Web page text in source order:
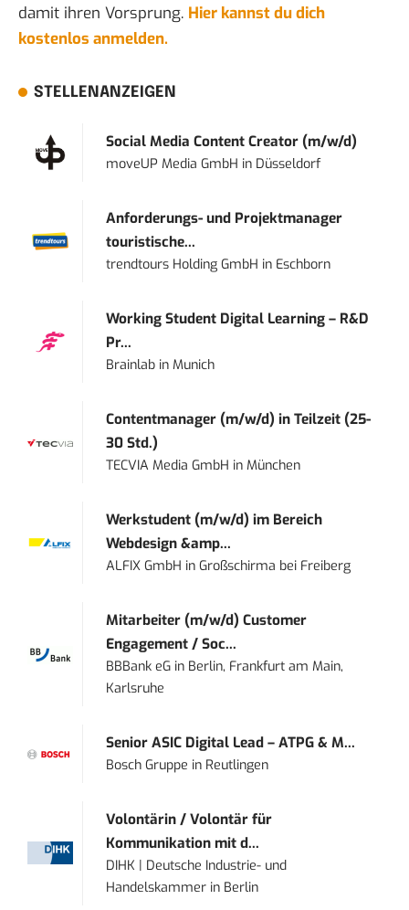
damit ihren Vorsprung. Hier kannst du dich
kostenlos anmelden.
STELLENANZEIGEN
Social Media Content Creator (m/w/d)
moveUP Media GmbH in Düsseldorf
Anforderungs- und Projektmanager
touristische...
trendtours Holding GmbH in Eschborn
Working Student Digital Learning – R&D
Pr...
Brainlab inMunich
Contentmanager (m/w/d) in Teilzeit (25-
30 Std.)
TECVIA Media GmbH inMünchen
Werkstudent (m/w/d) im Bereich
Webdesign &amp...
ALFIX GmbH inGroßschirma bei Freiberg
Mitarbeiter (m/w/d) Customer
Engagement / Soc...
BBBank eG in Berlin, Frankfurt am Main,
Karlsruhe
Senior ASIC Digital Lead – ATPG & M...
Bosch Gruppe in Reutlingen
Volontärin / Volontär für
Kommunikation mit d...
DIHK | Deutsche Industrie- und
Handelskammer in Berlin